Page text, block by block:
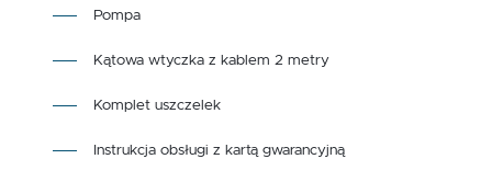
Pompa
Kątowa wtyczka z kablem 2 metry
Komplet uszczelek
Instrukcja obsługi z kartą gwarancyjną